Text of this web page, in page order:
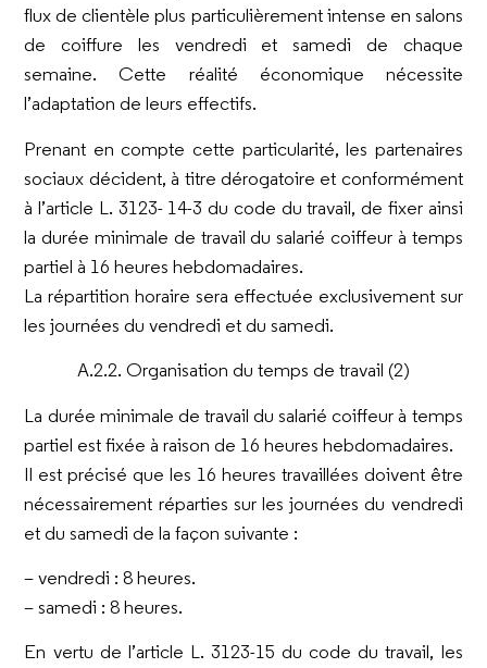
flux de clientèle plus particulièrement intense en salons
de coiffure les vendredi et samedi de chaque
semaine. Cette réalité économique nécessite
l’adaptation de leurs effectifs.
Prenant en compte cette particularité, les partenaires
sociaux décident, à titre dérogatoire et conformément
à l’article L. 3123- 14-3 du code du travail, de fixer ainsi
la durée minimale de travail du salarié coiffeur à temps
partiel à 16 heures hebdomadaires.
La répartition horaire sera effectuée exclusivement sur
les journées du vendredi et du samedi.
A.2.2. Organisation du temps de travail (2)
La durée minimale de travail du salarié coiffeur à temps
partiel est fixée à raison de 16 heures hebdomadaires.
Il est précisé que les 16 heures travaillées doivent être
nécessairement réparties sur les journées du vendredi
et du samedi de la façon suivante :
– vendredi : 8 heures.
– samedi : 8 heures.
En vertu de l’article L. 3123-15 du code du travail, les